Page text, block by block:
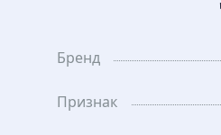
Бренд
Признак